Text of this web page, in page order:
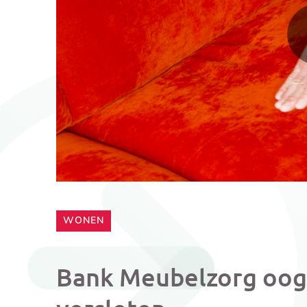
CATEGORIE:
WONEN
Bank Meubelzorg